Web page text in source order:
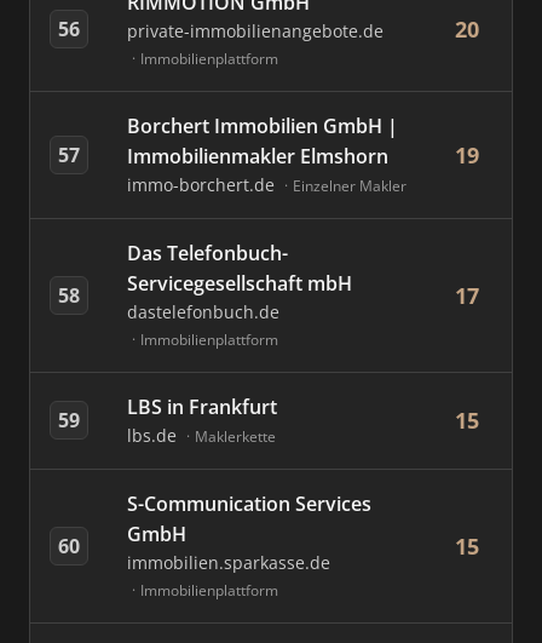
56 private-immobilienangebote.de
Immobilienplattform
20
57
Borchert Immobilien GmbH |
Immobilienmakler Elmshorn
immo-borchert.de Einzelner Makler
19
58
Das Telefonbuch-
Servicegesellschaft mbH
dastelefonbuch.de
Immobilienplattform
17
59 LBS in Frankfurt
lbs.de Maklerkette
15
60
S-Communication Services
GmbH
immobilien.sparkasse.de
Immobilienplattform
15